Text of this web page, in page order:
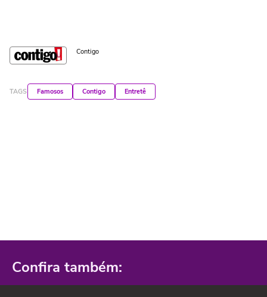
Contigo
TAGS Famosos Contigo Entretê
Confira também: